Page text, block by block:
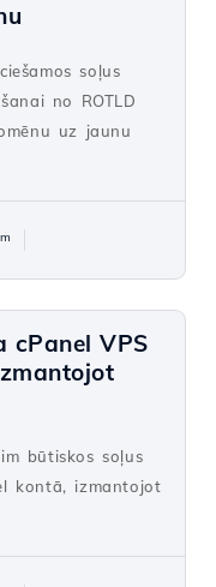
soļus
no ROTLD
uz jaunu
cPanel VPS
būtiskos soļus
kontā, izmantojot